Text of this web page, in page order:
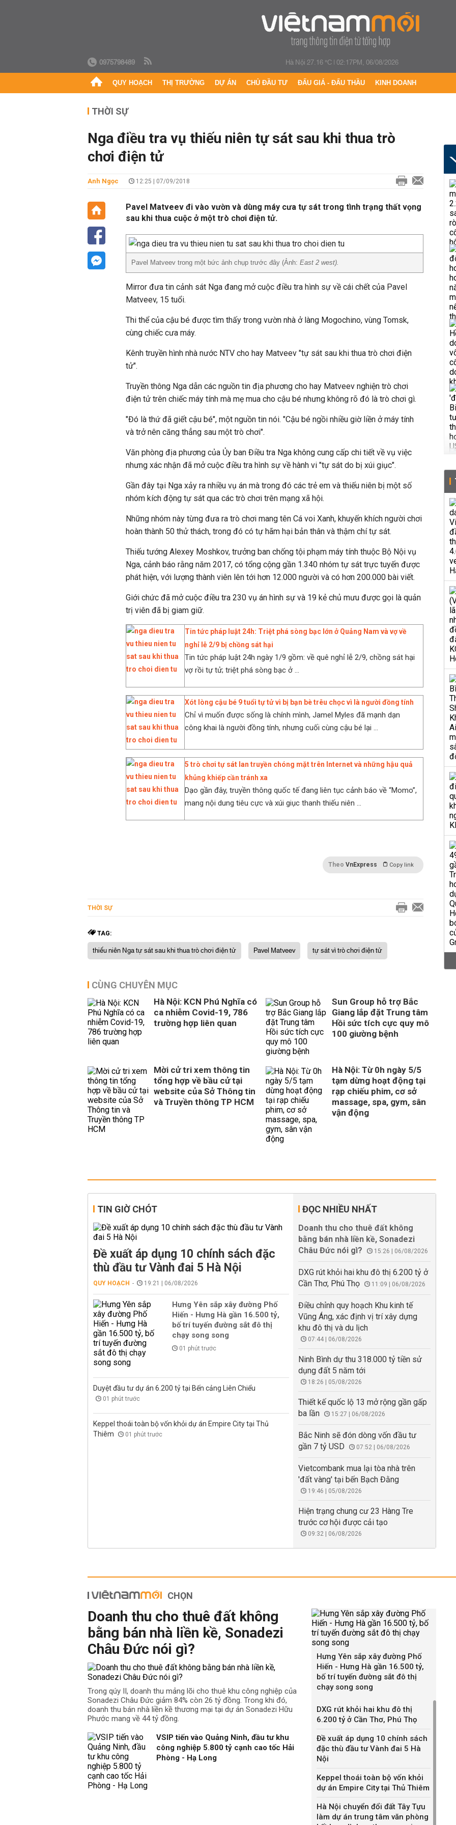
0975798489 Hà Nội 27.16 °C|02:17PM, 06/08/2026
QUY HOẠCH THỊ TRƯỜNG DỰ ÁN CHỦ ĐẦU TƯ ĐẤU GIÁ - ĐẤU THẦU KINH DOANH
THỜI SỰ
Nga điều tra vụ thiếu niên tự sát sau khi thua trò
chơi điện tử
Anh Ngọc 12:25 | 07/09/2018
Pavel Matveev đi vào vườn và dùng máy cưa tự sát trong tình trạng thất vọng
sau khi thua cuộc ở một trò chơi điện tử.
Pavel Matveev trong một bức ảnh chụp trước đây (Ảnh: East 2 west).
Mirror đưa tin cảnh sát Nga đang mở cuộc điều tra hình sự về cái chết của Pavel
Matveev, 15 tuổi.
Thi thể của cậu bé được tìm thấy trong vườn nhà ở làng Mogochino, vùng Tomsk,
cùng chiếc cưa máy.
Kênh truyền hình nhà nước NTV cho hay Matveev "tự sát sau khi thua trò chơi điện
tử".
Truyền thông Nga dẫn các nguồn tin địa phương cho hay Matveev nghiện trò chơi
điện tử trên chiếc máy tính mà mẹ mua cho cậu bé nhưng không rõ đó là trò chơi gì.
"Đó là thứ đã giết cậu bé", một nguồn tin nói. "Cậu bé ngồi nhiều giờ liền ở máy tính
và trở nên căng thẳng sau một trò chơi".
Văn phòng địa phương của Ủy ban Điều tra Nga không cung cấp chi tiết về vụ việc
nhưng xác nhận đã mở cuộc điều tra hình sự về hành vi "tự sát do bị xúi giục".
Gần đây tại Nga xảy ra nhiều vụ án mà trong đó các trẻ em và thiếu niên bị một số
nhóm kích động tự sát qua các trò chơi trên mạng xã hội.
Những nhóm này từng đưa ra trò chơi mang tên Cá voi Xanh, khuyến khích người chơi
hoàn thành 50 thử thách, trong đó có tự hãm hại bản thân và thậm chí tự sát.
Thiếu tướng Alexey Moshkov, trưởng ban chống tội phạm máy tính thuộc Bộ Nội vụ
Nga, cảnh báo rằng năm 2017, có tổng cộng gần 1.340 nhóm tự sát trực tuyến được
phát hiện, với lượng thành viên lên tới hơn 12.000 người và có hơn 200.000 bài viết.
Giới chức đã mở cuộc điều tra 230 vụ án hình sự và 19 kẻ chủ mưu được gọi là quản
trị viên đã bị giam giữ.
Tin tức pháp luật 24h: Triệt phá sòng bạc lớn ở Quảng Nam và vợ về
nghỉ lễ 2/9 bị chồng sát hại
Tin tức pháp luật 24h ngày 1/9 gồm: về quê nghỉ lễ 2/9, chồng sát hại
vợ rồi tự tử; triệt phá sòng bạc ở ...
Xót lòng cậu bé 9 tuổi tự tử vì bị bạn bè trêu chọc vì là người đồng tính
Chỉ vì muốn được sống là chính mình, Jamel Myles đã mạnh dạn
công khai là người đồng tính, nhưng cuối cùng cậu bé lại ...
5 trò chơi tự sát lan truyền chóng mặt trên Internet và những hậu quả
khủng khiếp cần tránh xa
Dạo gần đây, truyền thông quốc tế đang liên tục cảnh báo về “Momo”,
mang nội dung tiêu cực và xúi giục thanh thiếu niên ...
Theo VnExpress Copy link
THỜI SỰ
TAG:
thiếu niên Nga tự sát sau khi thua trò chơi điện tử Pavel Matveev tự sát vì trò chơi điện tử
CÙNG CHUYÊN MỤC
Hà Nội: KCN Phú Nghĩa có
ca nhiễm Covid-19, 786
trường hợp liên quan
Sun Group hỗ trợ Bắc
Giang lắp đặt Trung tâm
Hồi sức tích cực quy mô
100 giường bệnh
Mời cử tri xem thông tin
tổng hợp về bầu cử tại
website của Sở Thông tin
và Truyền thông TP HCM
Hà Nội: Từ 0h ngày 5/5
tạm dừng hoạt động tại
rạp chiếu phim, cơ sở
massage, spa, gym, sân
vận động
TIN GIỜ CHÓT
Đề xuất áp dụng 10 chính sách đặc
thù đầu tư Vành đai 5 Hà Nội
QUY HOẠCH 19:21 | 06/08/2026
Hưng Yên sắp xây đường Phố
Hiến - Hưng Hà gần 16.500 tỷ,
bố trí tuyến đường sắt đô thị
chạy song song
01 phút trước
Duyệt đầu tư dự án 6.200 tỷ tại Bến cảng Liên Chiểu
01 phút trước
Keppel thoái toàn bộ vốn khỏi dự án Empire City tại Thủ
Thiêm
01 phút trước
ĐỌC NHIỀU NHẤT
Doanh thu cho thuê đất không
bằng bán nhà liền kề, Sonadezi
Châu Đức nói gì?
15:26 | 06/08/2026
DXG rút khỏi hai khu đô thị 6.200 tỷ ở
Cần Thơ, Phú Thọ
11:09 | 06/08/2026
Điều chỉnh quy hoạch Khu kinh tế
Vũng Áng, xác định vị trí xây dựng
khu đô thị và du lịch
07:44 | 06/08/2026
Ninh Bình dự thu 318.000 tỷ tiền sử
dụng đất 5 năm tới
18:26 | 05/08/2026
Thiết kế quốc lộ 13 mở rộng gần gấp
ba lần
15:27 | 06/08/2026
Bắc Ninh sẽ đón dòng vốn đầu tư
gần 7 tỷ USD
07:52 | 06/08/2026
Vietcombank mua lại tòa nhà trên
'đất vàng' tại bến Bạch Đằng
19:46 | 05/08/2026
Hiện trạng chung cư 23 Hàng Tre
trước cơ hội được cải tạo
09:32 | 06/08/2026
CHỌN
Doanh thu cho thuê đất không
bằng bán nhà liền kề, Sonadezi
Châu Đức nói gì?
Trong qúy II, doanh thu mảng lõi cho thuê khu công nghiệp của
Sonadezi Châu Đức giảm 84% còn 26 tỷ đồng. Trong khi đó,
doanh thu bán nhà liền kề thương mại tại dự án Sonadezi Hữu
Phước mang về 44 tỷ đồng.
VSIP tiến vào Quảng Ninh, đầu tư khu
công nghiệp 5.800 tỷ cạnh cao tốc Hải
Phòng - Hạ Long
Hưng Yên sắp xây đường Phố
Hiến - Hưng Hà gần 16.500 tỷ,
bố trí tuyến đường sắt đô thị
chạy song song
DXG rút khỏi hai khu đô thị
6.200 tỷ ở Cần Thơ, Phú Thọ
Đề xuất áp dụng 10 chính sách
đặc thù đầu tư Vành đai 5 Hà
Nội
Keppel thoái toàn bộ vốn khỏi
dự án Empire City tại Thủ Thiêm
Hà Nội chuyển đổi đất Tây Tựu
làm dự án trung tâm văn phòng